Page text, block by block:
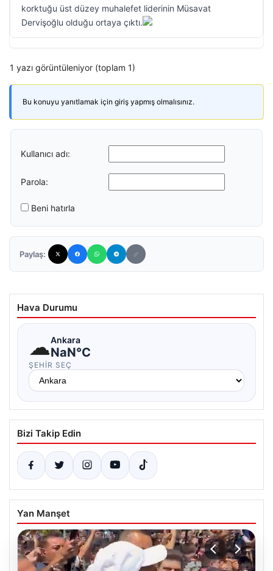
korktuğu üst düzey muhalefet liderinin Müsavat
Dervişoğlu olduğu ortaya çıktı.
1 yazı görüntüleniyor (toplam 1)
Bu konuyu yanıtlamak için giriş yapmış olmalısınız.
Kullanıcı adı:
Parola:
Beni hatırla
Paylaş:
Hava Durumu
☁Ankara
NaN°C
ŞEHIR SEÇ
Bizi Takip Edin
Yan Manşet